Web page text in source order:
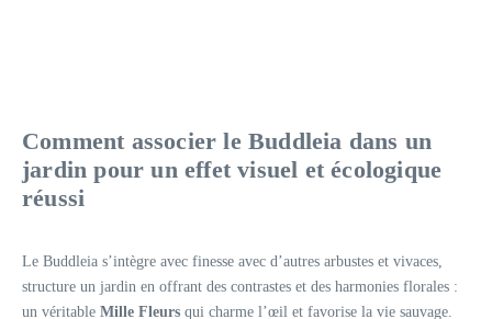
Comment associer le Buddleia dans un
jardin pour un effet visuel et écologique
réussi
Le Buddleia s’intègre avec finesse avec d’autres arbustes et vivaces,
structure un jardin en offrant des contrastes et des harmonies florales :
un véritable Mille Fleurs qui charme l’œil et favorise la vie sauvage.